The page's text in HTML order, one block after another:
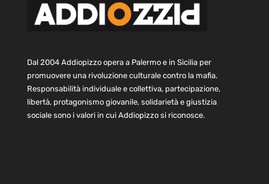
Dal 2004 Addiopizzo opera a Palermo e in Sicilia per
promuovere una rivoluzione culturale contro la mafia.
Responsabilità individuale e collettiva, partecipazione,
libertà, protagonismo giovanile, solidarietà e giustizia
sociale sono i valori in cui Addiopizzo si riconosce.